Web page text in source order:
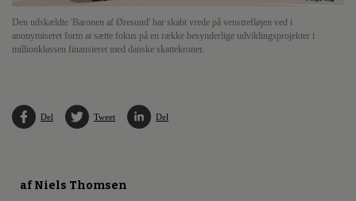
Den udskældte 'Baronen af Øresund' har skabt vrede på venstrefløjen ved i
anonymiseret form at sætte fokus på en række besynderlige udviklingsprojekter i
millionklassen finansieret med danske skattekroner.
Del Tweet Del
af Niels Thomsen